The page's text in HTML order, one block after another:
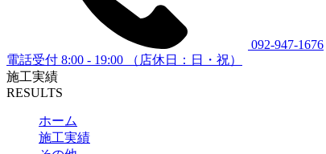
092-947-1676
電話受付 8:00 - 19:00 （店休日：日・祝）
施工実績
RESULTS
ホーム
施工実績